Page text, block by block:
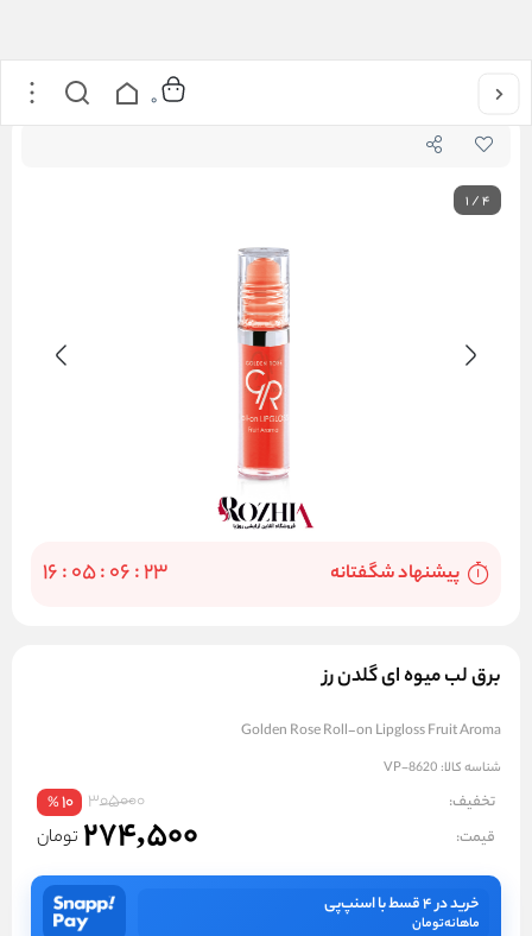
خانه 0
1/4
پيشنهاد شگفتانه 16:05:06:22
برق لب میوه ای گلدن رز
Golden Rose Roll-on Lipgloss Fruit Aroma
شناسه کالا: VP-8620
تخفیف: 305000
10
%
قیمت: 274,500 تومان
خرید در ۴ قسط با اسنپ‌پی
ماهانهتومان